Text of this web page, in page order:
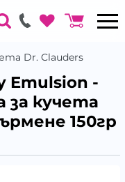
Dr. Clauders
Emulsion -
за кучета
150гр